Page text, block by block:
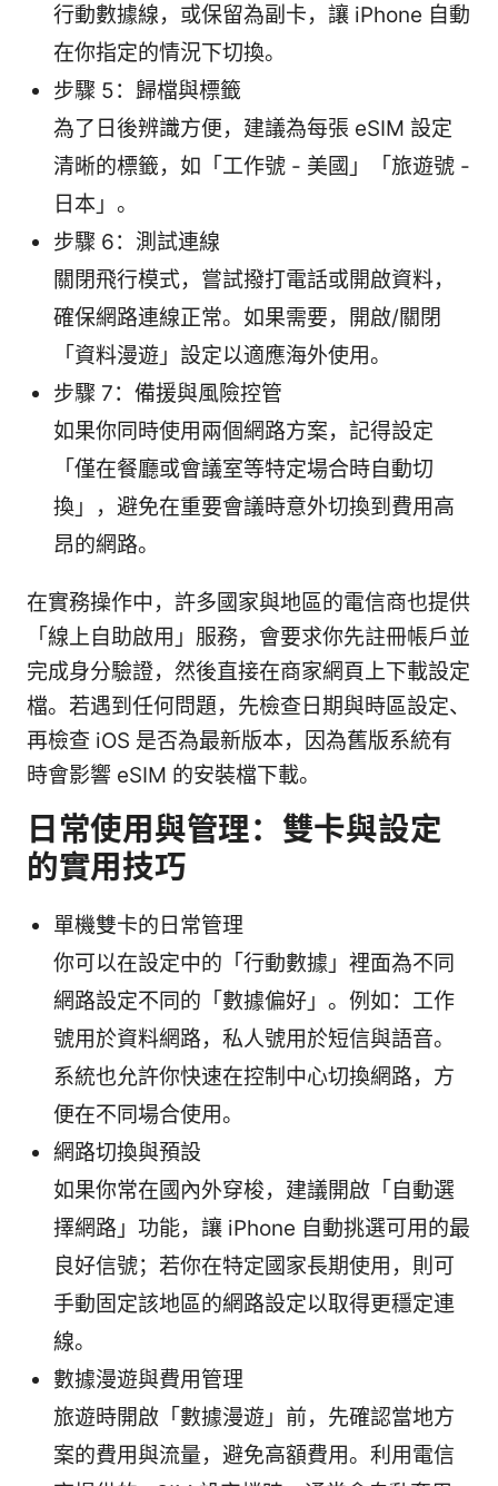
行動數據線，或保留為副卡，讓 iPhone 自動
在你指定的情況下切換。
步驟 5：歸檔與標籤
為了日後辨識方便，建議為每張 eSIM 設定
清晰的標籤，如「工作號 - 美國」「旅遊號 -
日本」。
步驟 6：測試連線
關閉飛行模式，嘗試撥打電話或開啟資料，
確保網路連線正常。如果需要，開啟/關閉
「資料漫遊」設定以適應海外使用。
步驟 7：備援與風險控管
如果你同時使用兩個網路方案，記得設定
「僅在餐廳或會議室等特定場合時自動切
換」，避免在重要會議時意外切換到費用高
昂的網路。
在實務操作中，許多國家與地區的電信商也提供
「線上自助啟用」服務，會要求你先註冊帳戶並
完成身分驗證，然後直接在商家網頁上下載設定
檔。若遇到任何問題，先檢查日期與時區設定、
再檢查 iOS 是否為最新版本，因為舊版系統有
時會影響 eSIM 的安裝檔下載。
日常使用與管理：雙卡與設定
的實用技巧
單機雙卡的日常管理
你可以在設定中的「行動數據」裡面為不同
網路設定不同的「數據偏好」。例如：工作
號用於資料網路，私人號用於短信與語音。
系統也允許你快速在控制中心切換網路，方
便在不同場合使用。
網路切換與預設
如果你常在國內外穿梭，建議開啟「自動選
擇網路」功能，讓 iPhone 自動挑選可用的最
良好信號；若你在特定國家長期使用，則可
手動固定該地區的網路設定以取得更穩定連
線。
數據漫遊與費用管理
旅遊時開啟「數據漫遊」前，先確認當地方
案的費用與流量，避免高額費用。利用電信